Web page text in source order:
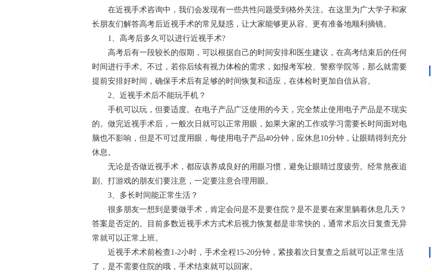
在近视手术咨询中，我们会发现有一些共性问题受到格外关注。在这里为广大学子和家
长朋友们解答高考后近视手术的常见疑惑，让大家能够更从容、更有准备地顺利摘镜。
1、高考后多久可以进行近视手术?
高考后有一段较长的假期，可以根据自己的时间安排和医生建议，在高考结束后的任何
时间进行手术。不过，若你后续有视力体检的需求，如报考军校、警察学院等，那么就需要
提前安排好时间，确保手术后有足够的时间恢复和适应，在体检时更加自信从容。
2、近视手术后不能玩手机？
手机可以玩，但要适度。在电子产品广泛使用的今天，完全禁止使用电子产品是不现实
的。做完近视手术后，一般次日就可以正常用眼，如果大家的工作或学习需要长时间面对电
脑也不影响，但是不可过度用眼，每使用电子产品40分钟，应休息10分钟，让眼睛得到充分
休息。
无论是否做近视手术，都应该养成良好的用眼习惯，避免让眼睛过度疲劳。经常熬夜追
剧、打游戏的朋友们要注意，一定要注意合理用眼。
3、多长时间能正常生活？
很多朋友一想到是要做手术，肯定会问是不是要住院？是不是要在家里躺着休息几天？
答案是否定的。目前多数近视手术方式术后视力恢复都是非常快的，通常术后次日复查无异
常就可以正常上班。
近视手术术前检查1-2小时，手术全程15-20分钟，紧接着次日复查之后就可以正常生活
了，是不需要住院的哦，手术结束就可以回家。